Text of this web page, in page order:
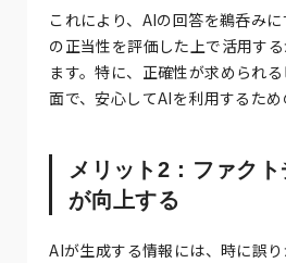
これにより、AIの回答を鵜呑み
の正当性を評価した上で活用す
ます。特に、正確性が求められ
面で、安心してAIを利用するため
メリット2：ファク
が向上する
AIが生成する情報には、時に誤